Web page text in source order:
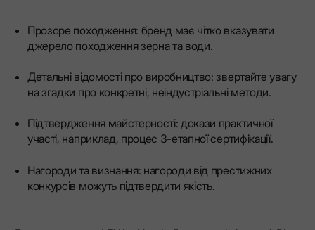
Прозоре походження: бренд має чітко вказувати
джерело походження зерна та води.
Детальні відомості про виробництво: звертайте увагу
на згадки про конкретні, неіндустріальні методи.
Підтвердження майстерності: докази практичної
участі, наприклад, процес 3-етапної сертифікації.
Нагороди та визнання: нагороди від престижних
конкурсів можуть підтвердити якість.